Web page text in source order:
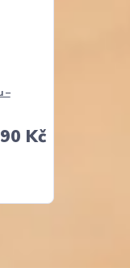
–
Kč